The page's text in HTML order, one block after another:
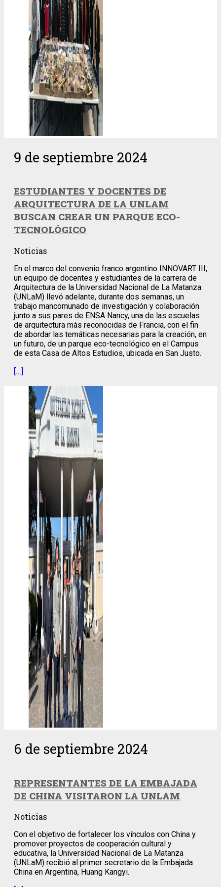
9 de septiembre 2024
ESTUDIANTES Y DOCENTES DE
ARQUITECTURA DE LA UNLAM
BUSCAN CREAR UN PARQUE ECO-
TECNOLÓGICO
Noticias
En el marco del convenio franco argentino INNOVART III,
un equipo de docentes y estudiantes de la carrera de
Arquitectura de la Universidad Nacional de La Matanza
(UNLaM) llevó adelante, durante dos semanas, un
trabajo mancomunado de investigación y colaboración
junto a sus pares de ENSA Nancy, una de las escuelas
de arquitectura más reconocidas de Francia, con el fin
de abordar las temáticas necesarias para la creación, en
un futuro, de un parque eco-tecnológico en el Campus
de esta Casa de Altos Estudios, ubicada en San Justo.
[…]
6 de septiembre 2024
REPRESENTANTES DE LA EMBAJADA
DE CHINA VISITARON LA UNLAM
Noticias
Con el objetivo de fortalecer los vínculos con China y
promover proyectos de cooperación cultural y
educativa, la Universidad Nacional de La Matanza
(UNLaM) recibió al primer secretario de la Embajada
China en Argentina, Huang Kangyi.